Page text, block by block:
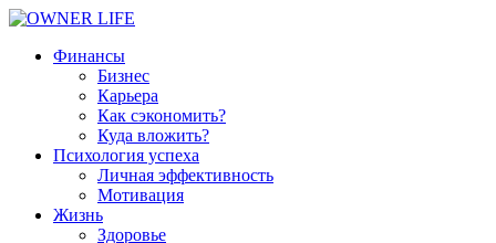
Финансы
Бизнес
Карьера
Как сэкономить?
Куда вложить?
Психология успеха
Личная эффективность
Мотивация
Жизнь
Здоровье